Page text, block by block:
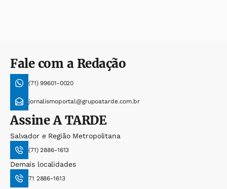
Fale com a Redação
(71) 99601-0020
jornalismoportal@grupoatarde.com.br
AssineA TARDE
Salvador e Região Metropolitana
(71) 2886-1613
Demais localidades
71 2886-1613